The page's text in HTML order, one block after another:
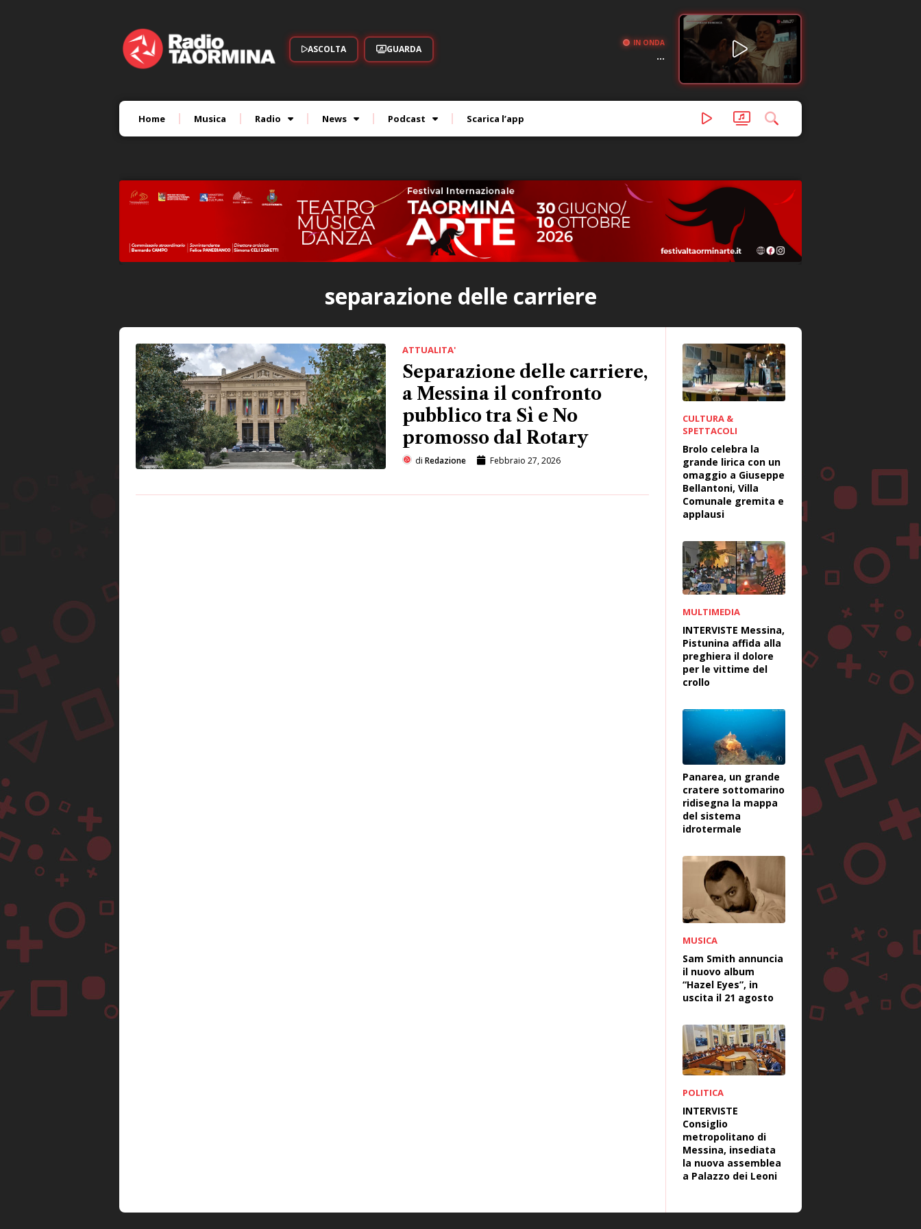
ASCOLTA GUARDA
IN ONDA
...
Home Musica Radio News Podcast Scarica l’app
separazione delle carriere
ATTUALITA'
Separazione delle carriere,
a Messina il confronto
pubblico tra Sì e No
promosso dal Rotary
di Redazione Febbraio 27, 2026
CULTURA &
SPETTACOLI
Brolo celebra la
grande lirica con un
omaggio a Giuseppe
Bellantoni, Villa
Comunale gremita e
applausi
MULTIMEDIA
INTERVISTE Messina,
Pistunina affida alla
preghiera il dolore
per le vittime del
crollo
Panarea, un grande
cratere sottomarino
ridisegna la mappa
del sistema
idrotermale
MUSICA
Sam Smith annuncia
il nuovo album
“Hazel Eyes”, in
uscita il 21 agosto
POLITICA
INTERVISTE
Consiglio
metropolitano di
Messina, insediata
la nuova assemblea
a Palazzo dei Leoni